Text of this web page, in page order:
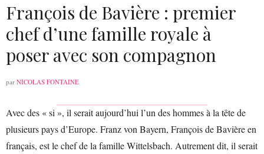
François de Bavière : premier
chef d’une famille royale à
poser avec son compagnon
par NICOLAS FONTAINE
Avec des « si », il serait aujourd’hui l’un des hommes à la tête de
plusieurs pays d’Europe. Franz von Bayern, François de Bavière en
français, est le chef de la famille Wittelsbach. Autrement dit, il serait